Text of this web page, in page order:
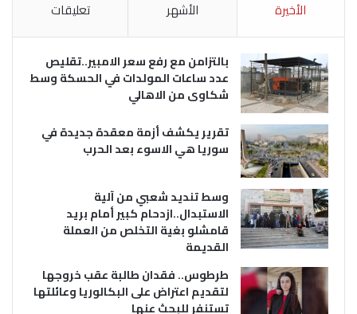
الأخيرة الأشهر تعليقات
بالتزامن مع رفع سعر الامبير..تقليص
عدد ساعات المولدات في الحسكة وسط
شكاوى من الاهالي
تقرير يكشف أزمة معقدة جديدة في
سوريا هي الاسوء بعد الحرب
وسط تنديد شعبي من آلية
الاستبدال..ازدحام كبير أمام بريد
قامشلو بغية التخلص من العملة
القديمة
طرطوس.. فقدان طالبة عقب خروجها
لتقديم اعتراض على البكالوريا وعائلتها
تستنفر للبحث عنها